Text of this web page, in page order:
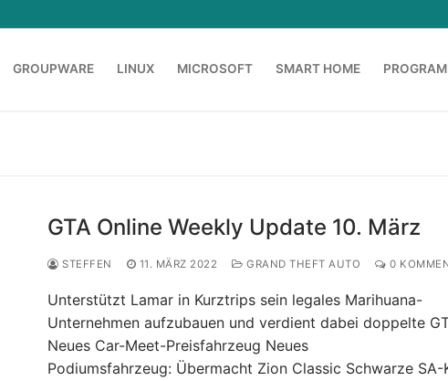
GROUPWARE LINUX MICROSOFT SMART HOME
GTA Online Weekly Update 10. März
STEFFEN 11. MÄRZ 2022 GRAND THEFT AUTO 0
Unterstützt Lamar in Kurztrips sein legales Marihuana-
Unternehmen aufzubauen und verdient dabei doppelte
Neues Car-Meet-Preisfahrzeug Neues
Podiumsfahrzeug: Übermacht Zion Classic Schwarze SA-